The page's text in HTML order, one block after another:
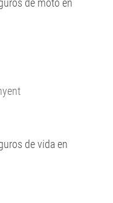
de moto en
de vida en